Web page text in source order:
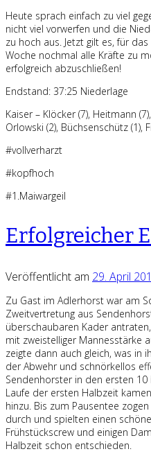
Heute sprach einfach zu viel
nicht viel vorwerfen und die
zu hoch aus. Jetzt gilt es, für
Woche nochmal alle Kräfte zu
erfolgreich abzuschließen!
Endstand: 37:25 Niederlage
Kaiser – Klöcker (7), Heitmann
Orlowski (2), Büchsenschütz (1),
#vollverharzt
#kopfhoch
#1.Maiwargeil
Erfolgreicher
Veröffentlicht am 29. April
Zu Gast im Adlerhorst war am
Zweitvertretung aus
überschaubaren Kader
mit zweistelliger Mannesstärke
zeigte dann auch gleich, was in
der Abwehr und schnörkellos
Sendenhorster in den ersten
Laufe der ersten Halbzeit
hinzu. Bis zum Pausentee
durch und spielten einen
Frühstückscrew und einigen
Halbzeit schon entschieden.